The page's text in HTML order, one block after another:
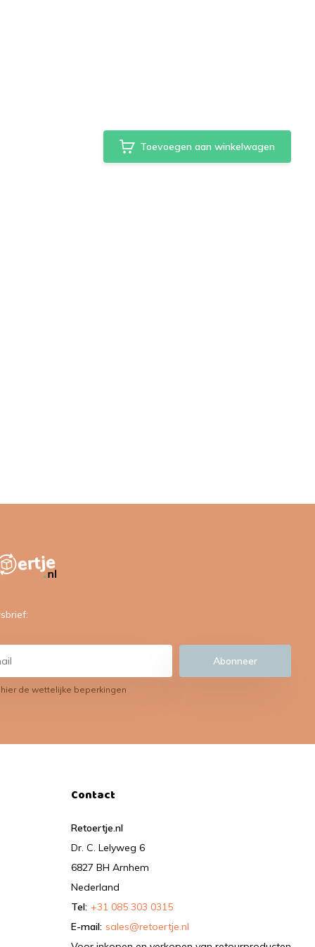
Toevoegen aan winkelwagen
Abonneer
de wettelijke beperkingen
Contact
Retoertje.nl
Dr. C. Lelyweg 6
6827 BH Arnhem
Nederland
Tel: +31 085 303 0315
E-mail: sales@retoertje.nl